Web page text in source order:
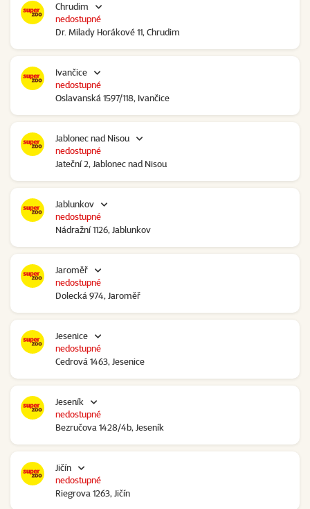
Chrudim
Dr. Milady Horákové 11, Chrudim
nedostupné
Ivančice
Oslavanská 1597/118, Ivančice
nedostupné
Jablonec nad Nisou
Jateční 2, Jablonec nad Nisou
nedostupné
Jablunkov
Nádražní 1126, Jablunkov
nedostupné
Jaroměř
Dolecká 974, Jaroměř
nedostupné
Jesenice
Cedrová 1463, Jesenice
nedostupné
Jeseník
Bezručova 1428/4b, Jeseník
nedostupné
Jičín
Riegrova 1263, Jičín
nedostupné